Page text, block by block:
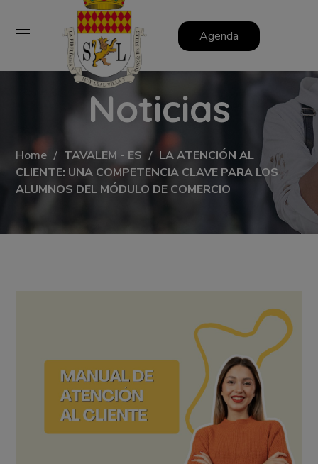
Agenda
Noticias
Home TAVALEM - ES
LA ATENCIÓN AL
CLIENTE: UNA COMPETENCIA CLAVE PARA LOS
ALUMNOS DEL MÓDULO DE COMERCIO